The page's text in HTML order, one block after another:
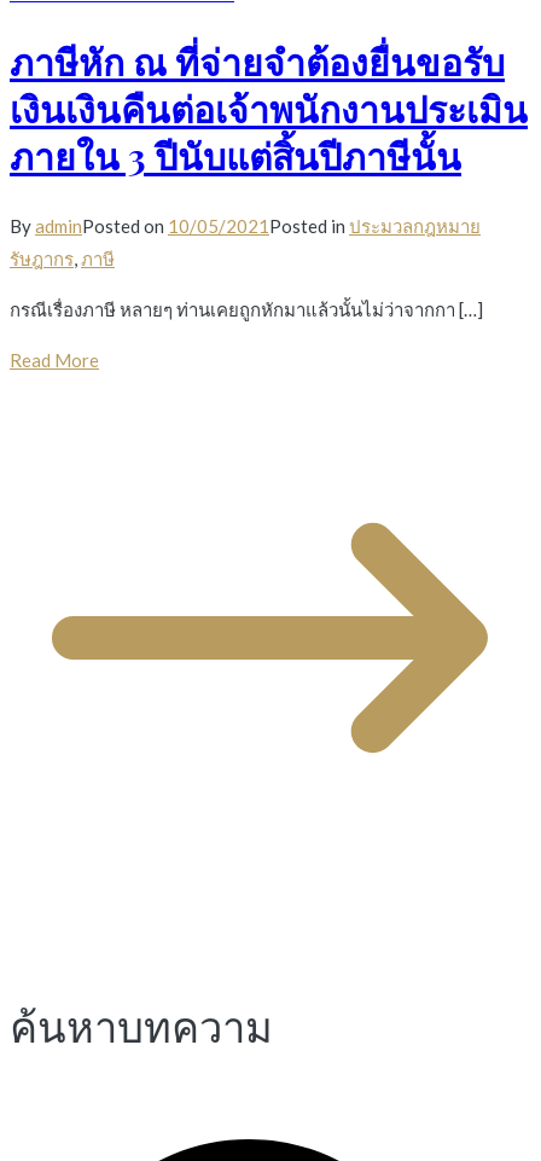
ภาษีหัก ณ ที่จ่ายจำต้องยื่นขอรับ
เงินเงินคืนต่อเจ้าพนักงานประเมิน
ภายใน 3 ปีนับแต่สิ้นปีภาษีนั้น
ByadminPosted on 10/05/2021Posted in ประมวลกฎหมาย
รัษฎากร,ภาษี
กรณีเรื่องภาษี หลายๆ ท่านเคยถูกหักมาแล้วนั้นไม่ว่าจากกา […]
Read More
ค้นหาบทความ